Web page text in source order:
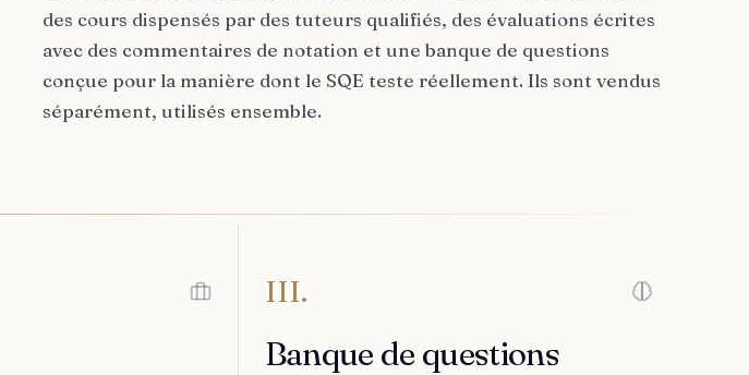
des cours dispensés par des tuteurs qualifiés, des évaluations écrites
avec des commentaires de notation et une banque de questions
conçue pour la manière dont le SQE teste réellement. Ils sont vendus
séparément, utilisés ensemble.
III.
Banque de questions